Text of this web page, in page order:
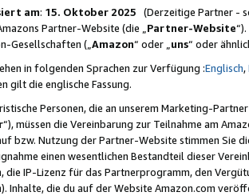
am: 15. Oktober 2025 (Derzeitige Partner -
Partner-Website (die „Partner-Website
Gesellschaften („Amazon“ oder „uns“ oder
in folgenden Sprachen zur Verfügung :Englisch,
gilt die englische Fassung.
Personen, die an unserem Marketing-
“), müssen die Vereinbarung zur Teilnahme am
bzw. Nutzung der Partner-Website stimmen Sie
einen wesentlichen Bestandteil dieser
die IP-Lizenz für das Partnerprogramm, den
Inhalte, die du auf der Website Amazon.com